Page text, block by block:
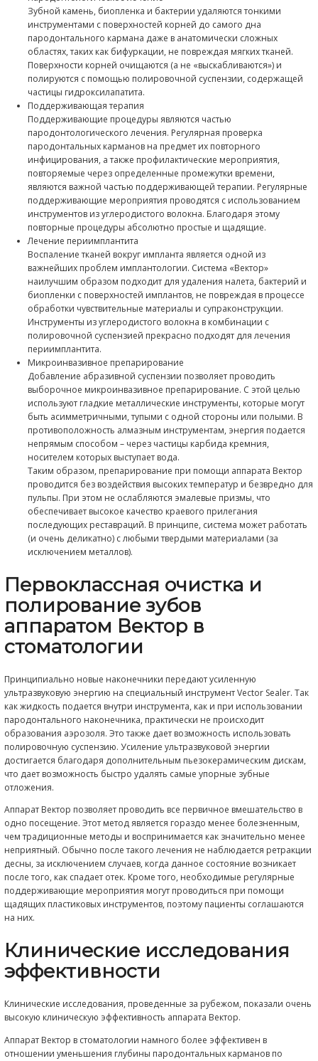
Энергия инструмента мягко подается в пародонтальный
гидрооболочку (гидродинамическое воздействие).
карман интенсивно обрабатывается и промывается без
аэрозоля. Во время этого процесса частицы
работают как зубная паста, удаляя мягкие и твердые
даже из самых сложных участков. Результатом этого
чистые поверхности корней и значительное снижение
бактерий, что приводит к быстрому и успешному
Благодаря уникальной конструкции аппарата устраняется
проблема - хаотичность биений чистящего инструмента.
сомнений в эффективности ультразвуковых методов
пародонтита не осталось. Ультразвуковые колебания
инструмент через резонансный контур, в результате
сообщаются упорядоченные колебания - он совершает
строго вдоль очищаемой поверхности зуба.
Боковые вибрации более не раздражают ткани десны в
карманах и не разрушают поверхности корней зуба, так
Вектор в стоматологии пригоден даже для лечения
пациентов с высокой чувствительностью. Благодаря
колебаний увеличивается и глубина проникновения
11 мм., что во многих случаях позволяет обойтись без
методов лечения.
Для удаления наддесневых отложений используется
новый наконечник, передающий усиленную
на специальный инструментVector-Scaler. Так как
внутри инструмента, как и при использовании
наконечника, практически не происходит образования
также дает возможность использовать полировочную
Усиление ультразвуковой энергии достигается благодаря
дополнительным пьезокерамическим дискам, что дает
быстро удалить даже самые упорные зубные отложения и
отполировать чувствительные поверхности зубов.
Для чистки используются гибкие инструменты из
материалов, что позволяет очищать поверхности
корни зубов и глубоко расположенные крепления
Фактически, аппарат Вектор - единственная альтернатива
случае.
Пациенты относятся очень хорошо к такому лечению, так
процессе и после чистки зубодесневых карманов
возникает неприятных ощущений. Поэтому во многих
возможно обходиться без анестезии.
Лечение аппаратом
Профессиональная гигиена
Инструмент Vector Scaler соответствует высочайшим
профессиональной чистки зубов. В качестве
«мотора» он имеет не четыре (как обычные
пьезокерамических дисков. Благодаря этому
достаточно для удаления даже самых стойких
Одновременная подача полировочной суспензии
Пародонтологическое лечение
Зубной камень, биопленка и бактерии удаляются
инструментами с поверхностей корней до самого
областях, таких как бифуркации, не повреждая
Поверхности корней очищаются (а не
полируются с помощью полировочной суспензии,